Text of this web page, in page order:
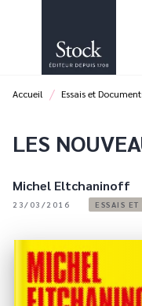
PIED DE PAGE
Accueil / Essais et
LES
Michel Eltchaninoff
23/03/2016 ESSAIS ET